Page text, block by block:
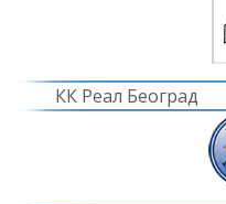
КК Реал Београд